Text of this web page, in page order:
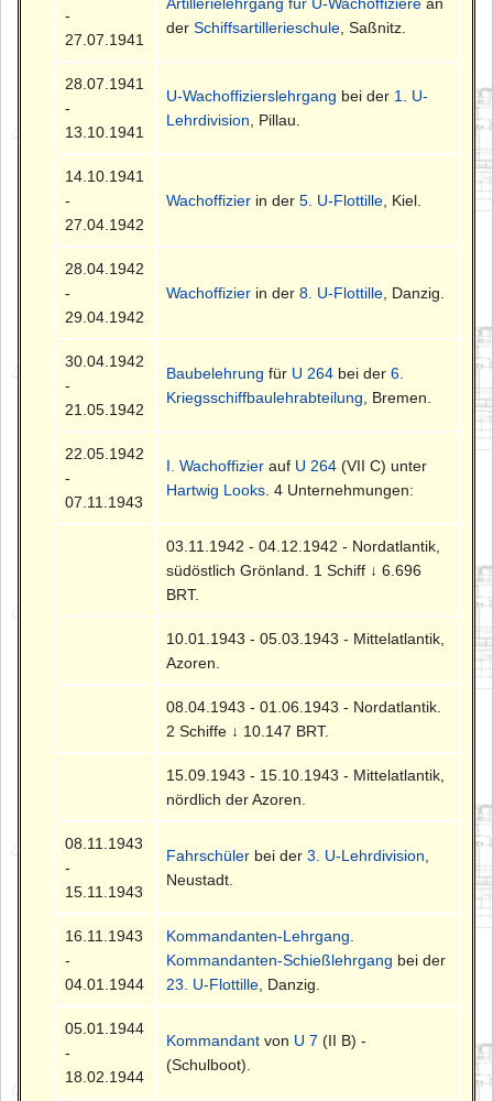
-
27.07.1941
derSchiffsartillerieschule , Saßnitz.
28.07.1941
-
13.10.1941
U-Wachoffizierslehrgang bei der 1. U-
Lehrdivision , Pillau.
14.10.1941
-
27.04.1942
Wachoffizier in der5. U-Flottille , Kiel.
28.04.1942
-
29.04.1942
Wachoffizier in der8. U-Flottille , Danzig.
30.04.1942
-
21.05.1942
Baubelehrung für U 264 bei der6.
Kriegsschiffbaulehrabteilung , Bremen.
22.05.1942
-
07.11.1943
I. Wachoffizier auf U 264 (VII C) unter
Hartwig Looks . 4 Unternehmungen:
03.11.1942 - 04.12.1942 - Nordatlantik,
südöstlich Grönland. 1 Schiff ↓ 6.696
BRT.
10.01.1943 - 05.03.1943 - Mittelatlantik,
Azoren.
08.04.1943 - 01.06.1943 - Nordatlantik.
2 Schiffe ↓ 10.147 BRT.
15.09.1943 - 15.10.1943 - Mittelatlantik,
nördlich der Azoren.
08.11.1943
-
15.11.1943
Fahrschüler bei der3. U-Lehrdivision
Neustadt.
16.11.1943
-
04.01.1944
Kommandanten-Lehrgang
Kommandanten-Schießlehrgang bei der
23. U-Flottille , Danzig.
05.01.1944
-
18.02.1944
Kommandant von U 7 (II B) -
(Schulboot).